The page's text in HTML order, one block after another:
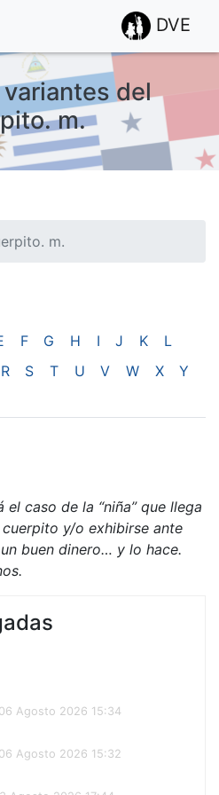
DVE
del
m.
m.
estadísticas de las visitas.
F G H I J K
L
R S T U V W X
Y
el caso de la “niña” que llega
y/o exhibirse ante
buen dinero… y lo hace.
Agosto 2026 15:34
Agosto 2026 15:32